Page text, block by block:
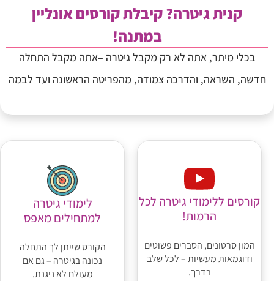
קנית גיטרה? קיבלת קורסים אונליין
במתנה!
בכלי מיתר, אתה לא רק מקבל גיטרה –אתה מקבל התחלה
חדשה, השראה, והדרכה צמודה, מהפריטה הראשונה ועד לבמה
קורסים ללימודי גיטרה לכל
הרמות!
המון סרטונים, הסברים פשוטים
ודוגמאות מעשיות – לכל שלב
בדרך.
לימודי גיטרה
למתחילים מאפס
הקורס שייתן לך התחלה
נכונה בגיטרה – גם אם
מעולם לא ניגנת.